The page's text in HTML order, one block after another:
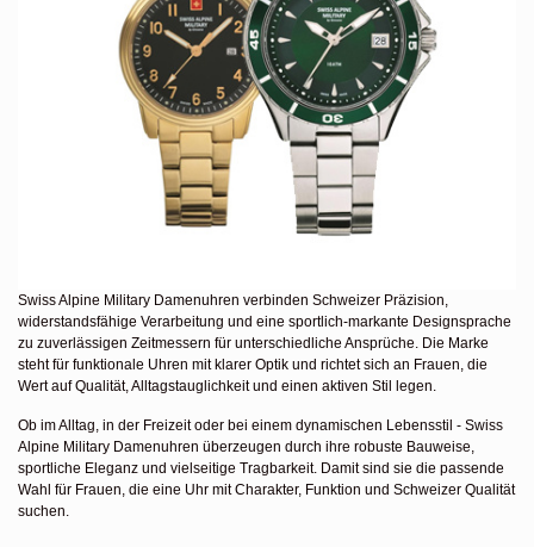
Swiss Alpine Military Damenuhren verbinden Schweizer Präzision,
widerstandsfähige Verarbeitung und eine sportlich-markante Designsprache
zu zuverlässigen Zeitmessern für unterschiedliche Ansprüche. Die Marke
steht für funktionale Uhren mit klarer Optik und richtet sich an Frauen, die
Wert auf Qualität, Alltagstauglichkeit und einen aktiven Stil legen.
Ob im Alltag, in der Freizeit oder bei einem dynamischen Lebensstil - Swiss
Alpine Military Damenuhren überzeugen durch ihre robuste Bauweise,
sportliche Eleganz und vielseitige Tragbarkeit. Damit sind sie die passende
Wahl für Frauen, die eine Uhr mit Charakter, Funktion und Schweizer Qualität
suchen.